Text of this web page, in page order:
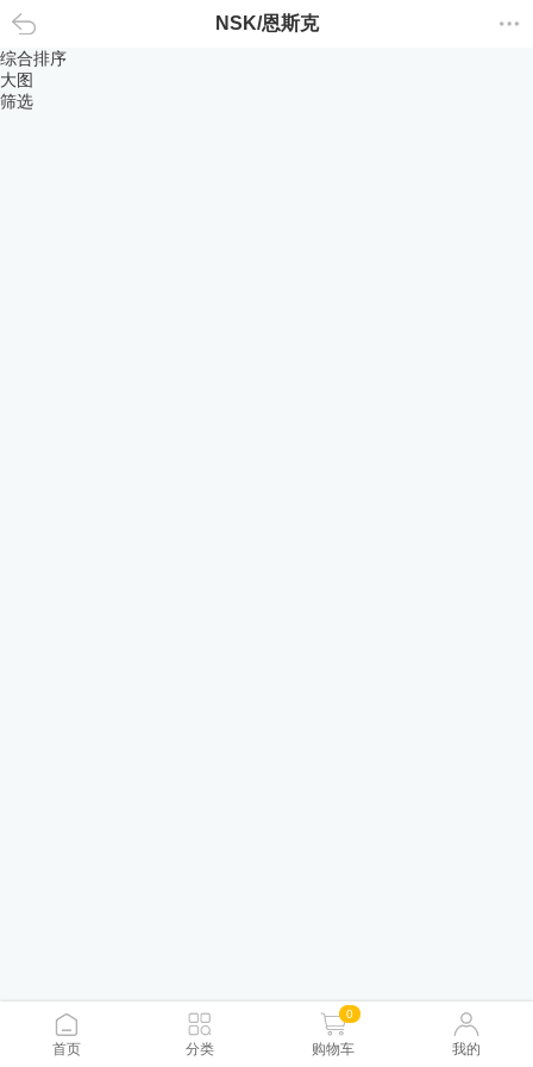
返回 NSK/恩斯克
综合排序
大图
筛选
首页 分类
0
购物车 我的